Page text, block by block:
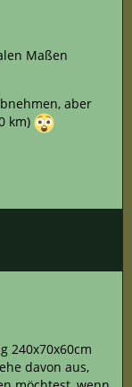
Maßen
aber
km)
240x70x60cm
davon aus,